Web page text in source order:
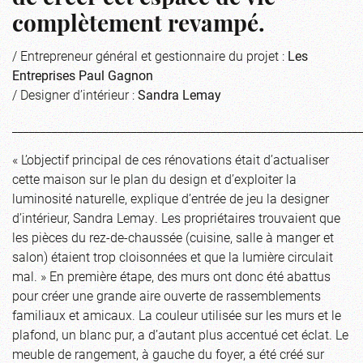
complètement revampé.
/ Entrepreneur général et gestionnaire du projet :Les
Entreprises Paul Gagnon
/ Designer d’intérieur :Sandra Lemay
« L’objectif principal de ces rénovations était d’actualiser
cette maison sur le plan du design et d’exploiter la
luminosité naturelle, explique d’entrée de jeu la designer
d’intérieur, Sandra Lemay. Les propriétaires trouvaient que
les pièces du rez-de-chaussée (cuisine, salle à manger et
salon) étaient trop cloisonnées et que la lumière circulait
mal. » En première étape, des murs ont donc été abattus
pour créer une grande aire ouverte de rassemblements
familiaux et amicaux. La couleur utilisée sur les murs et le
plafond, un blanc pur, a d’autant plus accentué cet éclat. Le
meuble de rangement, à gauche du foyer, a été créé sur